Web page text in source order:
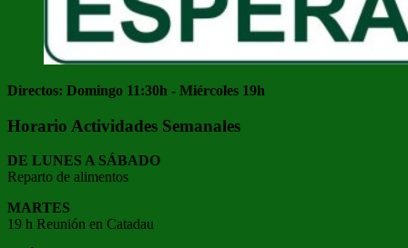
Directos: Domingo 11:30h - Miércoles 19h
Horario Actividades Semanales
DE LUNES A SÁBADO
Reparto de alimentos
MARTES
19 h Reunión en Catadau